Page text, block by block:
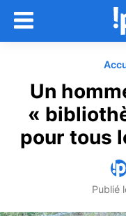
Un
«
pour tous
Publié